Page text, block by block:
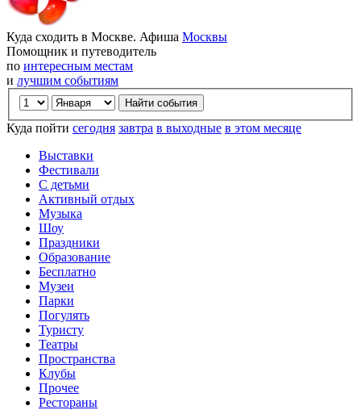
Куда сходить в Москве. Афиша Москвы
Помощник и путеводитель
по интересным местам
и лучшим событиям
Куда пойти сегодня завтра в выходные в этом месяце
Выставки
Фестивали
С детьми
Активный отдых
Музыка
Шоу
Праздники
Образование
Бесплатно
Музеи
Парки
Погулять
Туристу
Театры
Пространства
Клубы
Прочее
Рестораны